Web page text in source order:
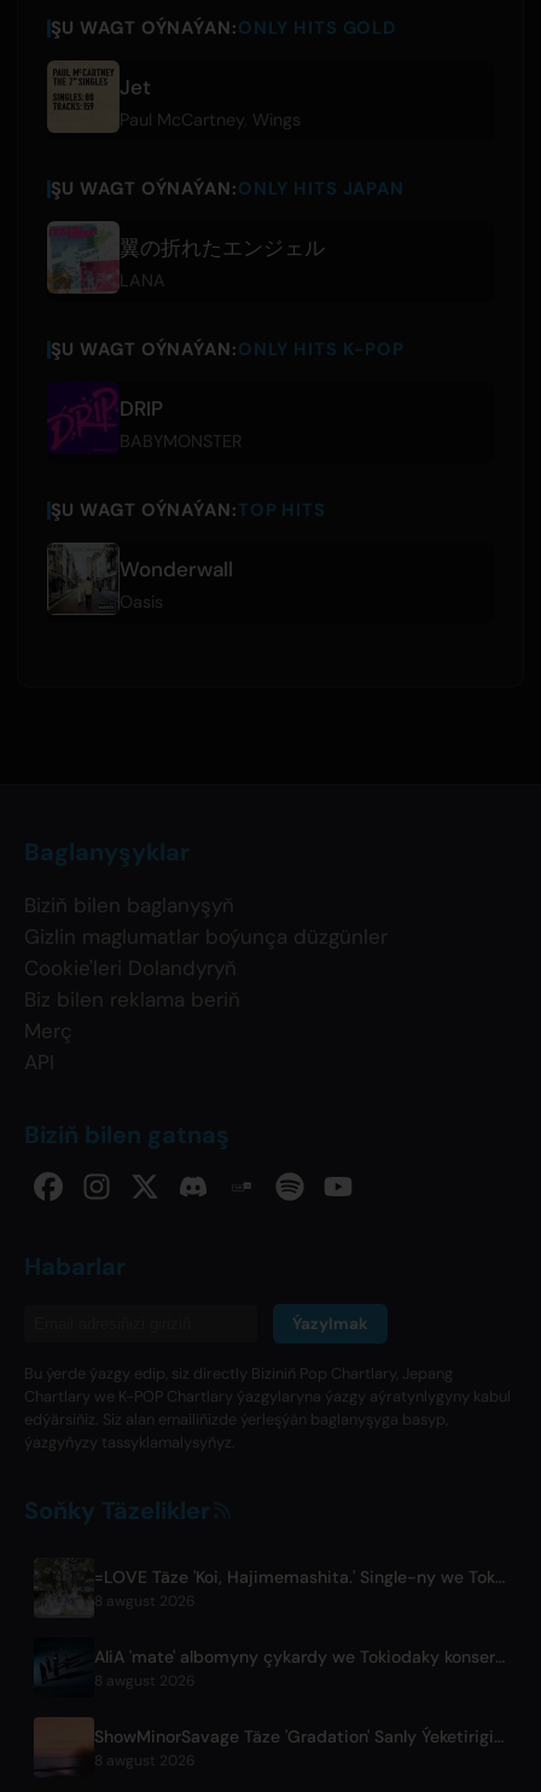
ŞU WAGT OÝNAÝAN:ONLY HITS GOLD
Jet
Paul McCartney, Wings
ŞU WAGT OÝNAÝAN:ONLY HITS JAPAN
翼の折れたエンジェル
LANA
ŞU WAGT OÝNAÝAN:ONLY HITS K-POP
DRIP
BABYMONSTER
ŞU WAGT OÝNAÝAN:TOP HITS
Wonderwall
Oasis
Baglanyşyklar
Biziň bilen baglanyşyň
Gizlin maglumatlar boýunça düzgünler
Cookie'leri Dolandyryň
Biz bilen reklama beriň
Merç
API
Biziň bilen gatnaş
Habarlar
Ýazylmak
Bu ýerde ýazgy edip, siz directly Biziniň Pop Chartlary, Jepang
Chartlary we K-POP Chartlary ýazgylaryna ýazgy aýratynlygyny kabul
edýärsiňiz. Siz alan emailiňizde ýerleşýän baglanyşyga basyp,
ýazgyňyzy tassyklamalysyňyz.
Soňky Täzelikler
=LOVE Täze 'Koi, Hajimemashita.' Single-ny we Tokiodaky Dome Konsertlerini jar etdi
8 awgust 2026
AliA 'mate' albomyny çykardy we Tokiodaky konsertini jar etdi
8 awgust 2026
ShowMinorSavage Täze 'Gradation' Sanly Ýeketirigini Jar Etdi
8 awgust 2026